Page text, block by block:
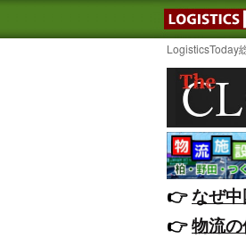
LogisticsToday
👉️なぜ
👉️物流